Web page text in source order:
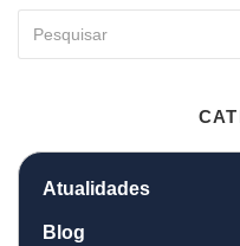
Atualidades
Blog